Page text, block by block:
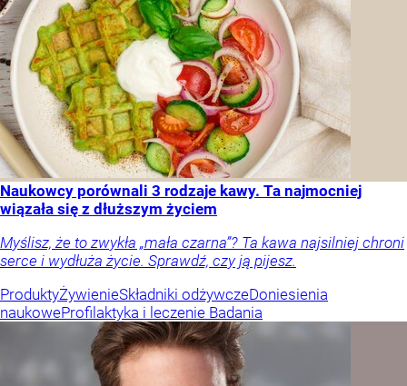
Naukowcy porównali 3 rodzaje kawy. Ta najmocniej
wiązała się z dłuższym życiem
Myślisz, że to zwykła „mała czarna”? Ta kawa najsilniej chroni
serce i wydłuża życie. Sprawdź, czy ją pijesz.
ProduktyŻywienieSkładniki odżywczeDoniesienia
naukoweProfilaktyka i leczenie Badania